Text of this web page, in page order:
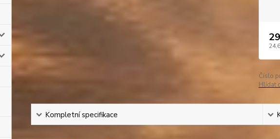
Číslo
Hlídat
Kompletní specifikace